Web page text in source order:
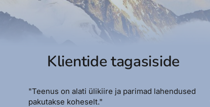
Klientide tagasiside
"Teenus on alati ülikiire ja parimad lahendused
pakutakse koheselt."